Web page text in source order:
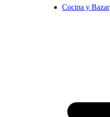
Cocina y Bazar